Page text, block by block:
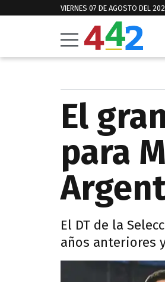
VIERNES 07 DE AGOSTO DEL
El
para
El DT de la
años anteriores